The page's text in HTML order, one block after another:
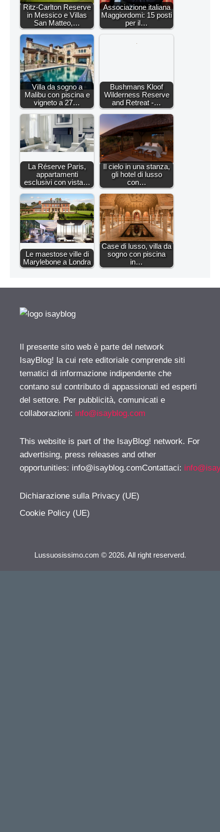
Ritz-Carlton Reserve
in Messico e Villas
San Matteo,…
Associazione italiana
Maggiordomi: 15 posti
per il…
Villa da sogno a
Malibu con piscina e
vigneto a 27…
Bushmans Kloof
Wilderness Reserve
and Retreat -…
La Réserve Paris,
appartamenti
esclusivi con vista…
Il cielo in una stanza,
gli hotel di lusso
con…
Le maestose ville di
Marylebone a Londra
Case di lusso, villa da
sogno con piscina
in…
Il presente sito web è parte del network
IsayBlog! la cui rete editoriale comprende siti
tematici di informazione indipendente che
contano sul contributo di appassionati ed esperti
del settore. Per pubblicità, comunicati e
collaborazioni: info@isayblog.com
This website is part of the IsayBlog! network. For
advertising, press releases and other
opportunities: info@isayblog.comContattaci:
Dichiarazione sulla Privacy (UE)
Cookie Policy (UE)
Lussuosissimo.com © 2026. All right reserverd.